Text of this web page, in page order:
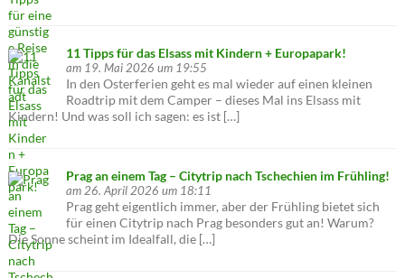
11 Tipps für das Elsass mit Kindern + Europapark!
am 19. Mai 2026 um 19:55
In den Osterferien geht es mal wieder auf einen kleinen
Roadtrip mit dem Camper – dieses Mal ins Elsass mit
Kindern! Und was soll ich sagen: es ist […]
Prag an einem Tag – Citytrip nach Tschechien im Frühling!
am 26. April 2026 um 18:11
Prag geht eigentlich immer, aber der Frühling bietet sich
für einen Citytrip nach Prag besonders gut an! Warum?
Die Sonne scheint im Idealfall, die […]